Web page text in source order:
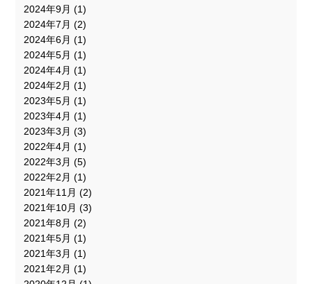
2024年9月 (1)
2024年7月 (2)
2024年6月 (1)
2024年5月 (1)
2024年4月 (1)
2024年2月 (1)
2023年5月 (1)
2023年4月 (1)
2023年3月 (3)
2022年4月 (1)
2022年3月 (5)
2022年2月 (1)
2021年11月 (2)
2021年10月 (3)
2021年8月 (2)
2021年5月 (1)
2021年3月 (1)
2021年2月 (1)